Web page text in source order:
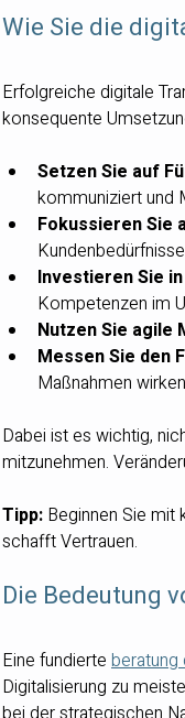
Wie Sie die
Erfolgreiche digitale
konsequente
Setzen Sie auf
kommuniziert und
Fokussieren Sie
Investieren Sie
Kompetenzen im
Nutzen Sie agile
Messen Sie den
Maßnahmen
Dabei ist es wichtig,
mitzunehmen.
Tipp: Beginnen Sie mit
schafft Vertrauen.
Die Bedeutung
Eine fundierte
Digitalisierung zu